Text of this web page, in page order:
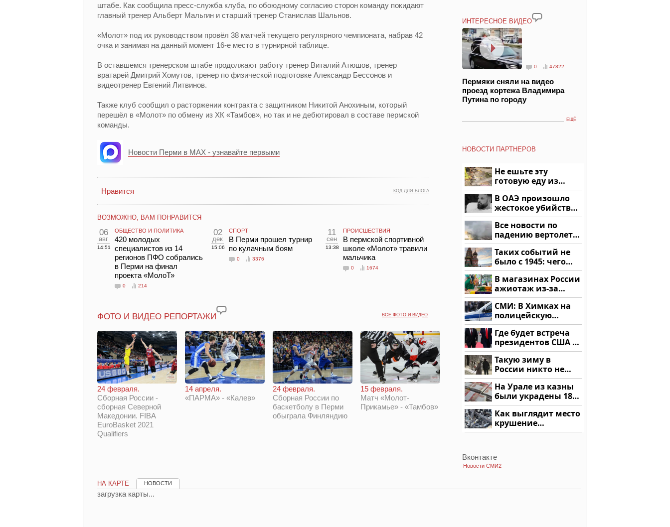
штабе. Как сообщила пресс-служба клуба, по обоюдному согласию сторон команду покидают
главный тренер Альберт Мальгин и старший тренер Станислав Шальнов.
«Молот» под их руководством провёл 38 матчей текущего регулярного чемпионата, набрав 42
очка и занимая на данный момент 16-е место в турнирной таблице.
В оставшемся тренерском штабе продолжают работу тренер Виталий Атюшов, тренер
вратарей Дмитрий Хомутов, тренер по физической подготовке Александр Бессонов и
видеотренер Евгений Литвинов.
Также клуб сообщил о расторжении контракта с защитником Никитой Анохиным, который
перешёл в «Молот» по обмену из ХК «Тамбов», но так и не дебютировал в составе пермской
команды.
Новости Перми в MAX - узнавайте первыми
КОД ДЛЯ БЛОГА
Нравится
ВОЗМОЖНО, ВАМ ПОНРАВИТСЯ
06
авг
14:51
ОБЩЕСТВО И ПОЛИТИКА
420 молодых
специалистов из 14
регионов ПФО собрались
в Перми на финал
проекта «МолоТ»
0 214
02
дек
15:06
СПОРТ
В Перми прошел турнир
по кулачным боям
0 3376
11
сен
13:38
ПРОИСШЕСТВИЯ
В пермской спортивной
школе «Молот» травили
мальчика
0 1674
ВСЕ ФОТО И ВИДЕО
ФОТО И ВИДЕО РЕПОРТАЖИ
24 февраля.
Сборная России -
сборная Северной
Македонии. FIBA
EuroBasket 2021
Qualifiers
14 апреля.
«ПАРМА» - «Калев»
24 февраля.
Сборная России по
баскетболу в Перми
обыграла Финляндию
15 февраля.
Матч «Молот-
Прикамье» - «Тамбов»
ИНТЕРЕСНОЕ ВИДЕО
0 47822
Пермяки сняли на видео
проезд кортежа Владимира
Путина по городу
ЕЩЁ
НОВОСТИ ПАРТНЕРОВ
Не ешьте эту
готовую еду из
магазина: список
В ОАЭ произошло
жестокое убийство
криптомиллионера
Все новости по
падению вертолета
на Кавказе: читать
здесь
Таких событий не
было с 1945: чего
ждать всем нам?
В магазинах России
ажиотаж из-за
этого продукта: что
купить?
СМИ: В Химках на
полицейскую
машину напали и
подожгли.
Где будет встреча
президентов США и
России: Европа?
Такую зиму в
России никто не
ждал: как так?!
На Урале из казны
были украдены 18
миллионов рублей
Как выглядит место
крушение
вертолета на
Вконтакте
Новости СМИ2
НА КАРТЕ НОВОСТИ
загрузка карты...